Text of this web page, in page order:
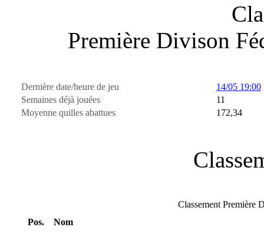
Première Divison
Dernière date/heure de jeu
14/05 19:00
Semaines déjà jouées
11
Moyenne quilles abattues
172,34
Classement Première
Pos.
Nom